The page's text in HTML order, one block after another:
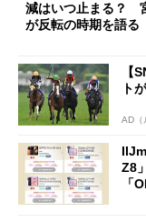
減はいつ止まる？
が反転の時期を語
【
ト
AD（
Z8
「